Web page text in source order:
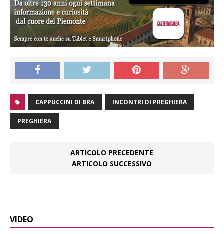
CAPPUCCINI DI BRA INCONTRI DI PREGHIERA
PREGHIERA
ARTICOLO PRECEDENTE
ARTICOLO SUCCESSIVO
VIDEO